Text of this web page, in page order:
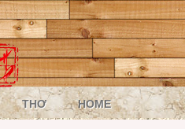
THƠ HOME